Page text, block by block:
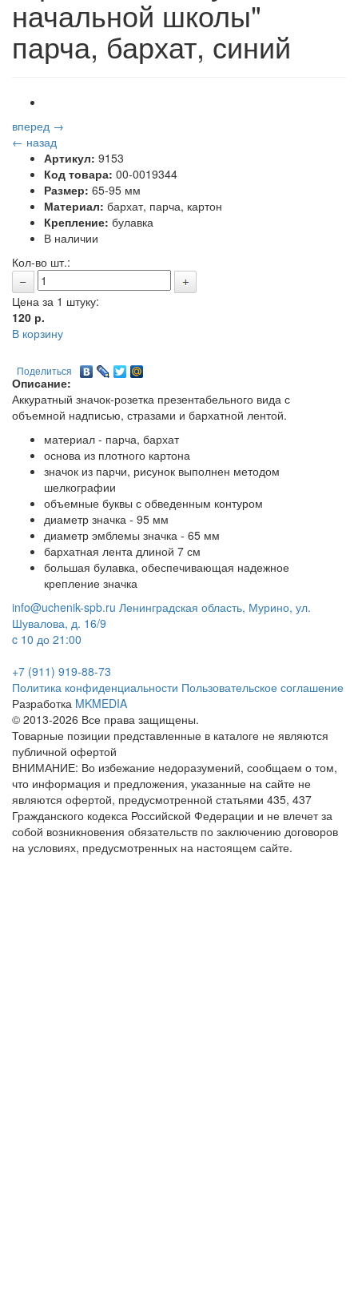
начальной школы"
парча, бархат, синий
вперед →
← назад
Артикул: 9153
Код товара: 00-0019344
Размер: 65-95 мм
Материал: бархат, парча, картон
Крепление: булавка
В наличии
Кол-во шт.:
Цена за 1 штуку:
120 р.
В корзину
Поделиться
Описание:
Аккуратный значок-розетка презентабельного вида с
объемной надписью, стразами и бархатной лентой.
материал - парча, бархат
основа из плотного картона
значок из парчи, рисунок выполнен методом
шелкографии
объемные буквы с обведенным контуром
диаметр значка - 95 мм
диаметр эмблемы значка - 65 мм
бархатная лента длиной 7 см
большая булавка, обеспечивающая надежное
крепление значка
info@uchenik-spb.ru Ленинградская область, Мурино, ул.
Шувалова, д. 16/9
c 10 до 21:00
+7 (911) 919-88-73
Политика конфиденциальности Пользовательское соглашение
Разработка MKMEDIA
© 2013-2026 Все права защищены.
Товарные позиции представленные в каталоге не являются
публичной офертой
ВНИМАНИЕ: Во избежание недоразумений, сообщаем о том,
что информация и предложения, указанные на сайте не
являются офертой, предусмотренной статьями 435, 437
Гражданского кодекса Российской Федерации и не влечет за
собой возникновения обязательств по заключению договоров
на условиях, предусмотренных на настоящем сайте.